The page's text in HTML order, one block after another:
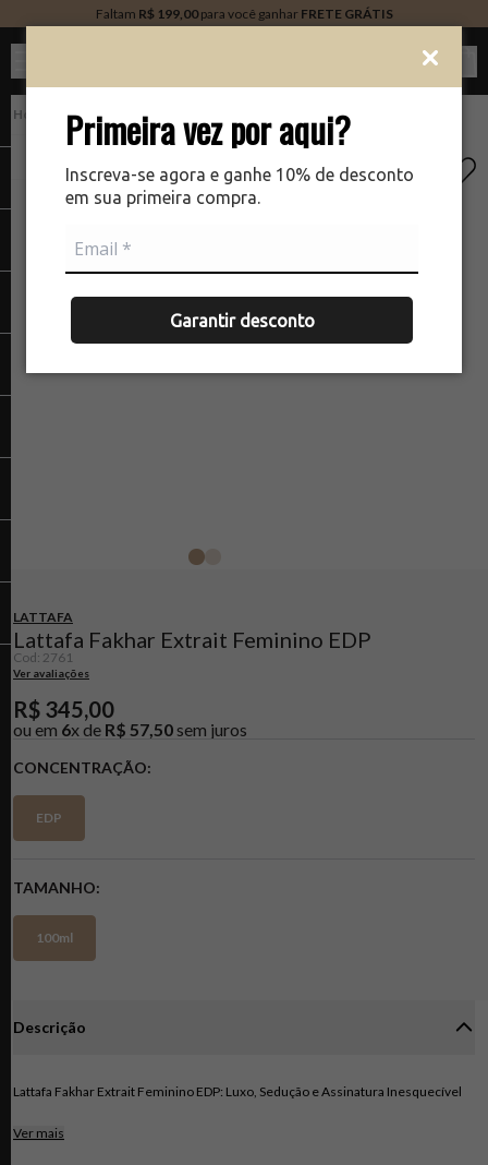
Primeira vez por aqui?
Inscreva-se agora e ganhe 10% de desconto
em sua primeira compra.
Garantir desconto
Faltam R$ 199,00para você ganhar FRETE GRÁTIS
PERFUMARIA
LATTAFA
Lattafa Fakhar Extrait Feminino EDP
Cod: 2761
Ver avaliações
R$ 345,00
ou em 6x de R$ 57,50 sem juros
CONCENTRAÇÃO
EDP
TAMANHO
100ml
Descrição
Lattafa Fakhar Extrait Feminino EDP: Luxo, Sedução e Assinatura Inesquecível
Descubra
intensa e irresistivelmente feminina, criada para mulheres confiantes e
Ver mais